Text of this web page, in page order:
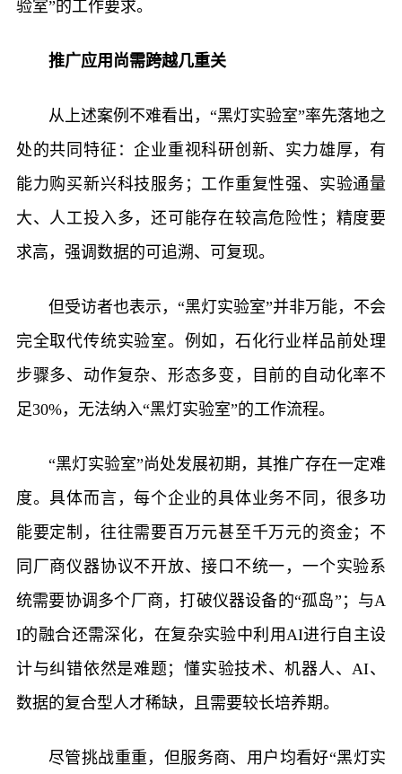
验室”的工作要求。
推广应用尚需跨越几重关
从上述案例不难看出，“黑灯实验室”率先落地之
处的共同特征：企业重视科研创新、实力雄厚，有
能力购买新兴科技服务；工作重复性强、实验通量
大、人工投入多，还可能存在较高危险性；精度要
求高，强调数据的可追溯、可复现。
但受访者也表示，“黑灯实验室”并非万能，不会
完全取代传统实验室。例如，石化行业样品前处理
步骤多、动作复杂、形态多变，目前的自动化率不
足30%，无法纳入“黑灯实验室”的工作流程。
“黑灯实验室”尚处发展初期，其推广存在一定难
度。具体而言，每个企业的具体业务不同，很多功
能要定制，往往需要百万元甚至千万元的资金；不
同厂商仪器协议不开放、接口不统一，一个实验系
统需要协调多个厂商，打破仪器设备的“孤岛”；与A
I的融合还需深化，在复杂实验中利用AI进行自主设
计与纠错依然是难题；懂实验技术、机器人、AI、
数据的复合型人才稀缺，且需要较长培养期。
尽管挑战重重，但服务商、用户均看好“黑灯实